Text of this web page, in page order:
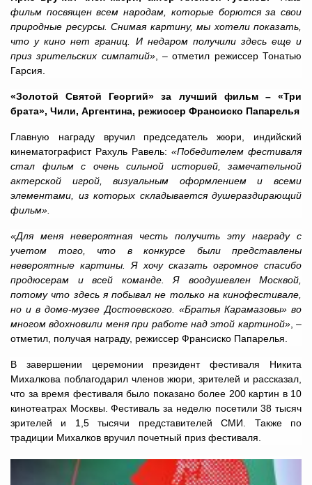
фильм посвящен всем народам, которые борются за свои
природные ресурсы. Снимая картину, мы хотели показать,
что у кино нет границ. И недаром получили здесь еще и
приз зрительских симпатий», – отметил режиссер Тонатью
Гарсия.
«Золотой Святой Георгий» за лучший фильм – «Три
брата», Чили, Аргентина, режиссер Франсиско Папарелья
Главную награду вручил председатель жюри, индийский
кинематографист Рахуль Равель: «Победителем фестиваля
стал фильм с очень сильной историей, замечательной
актерской игрой, визуальным оформлением и всеми
элементами, из которых складывается душераздирающий
фильм».
«Для меня невероятная честь получить эту награду с
учетом того, что в конкурсе были представлены
невероятные картины. Я хочу сказать огромное спасибо
продюсерам и всей команде. Я воодушевлен Москвой,
потому что здесь я побывал не только на кинофестивале,
но и в доме-музее Достоевского. «Братья Карамазовы» во
многом вдохновили меня при работе над этой картиной», –
отметил, получая награду, режиссер Франсиско Папарелья.
В завершении церемонии президент фестиваля Никита
Михалкова поблагодарил членов жюри, зрителей и рассказал,
что за время фестиваля было показано более 200 картин в 10
кинотеатрах Москвы. Фестиваль за неделю посетили 38 тысяч
зрителей и 1,5 тысячи представителей СМИ. Также по
традиции Михалков вручил почетный приз фестиваля.